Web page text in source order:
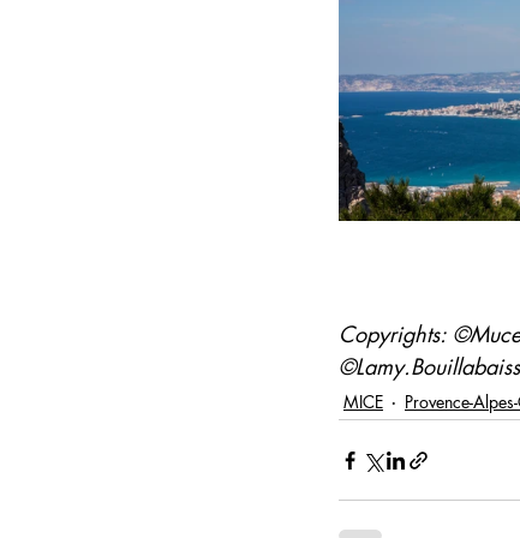
Copyrights:
MICE Provence-